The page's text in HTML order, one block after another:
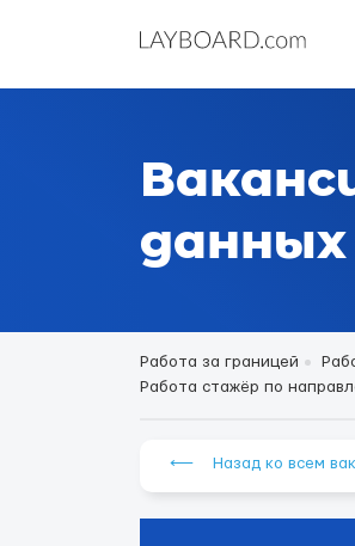
данных
Работа за границей
Работа стажёр по
⟵ Назад ко всем